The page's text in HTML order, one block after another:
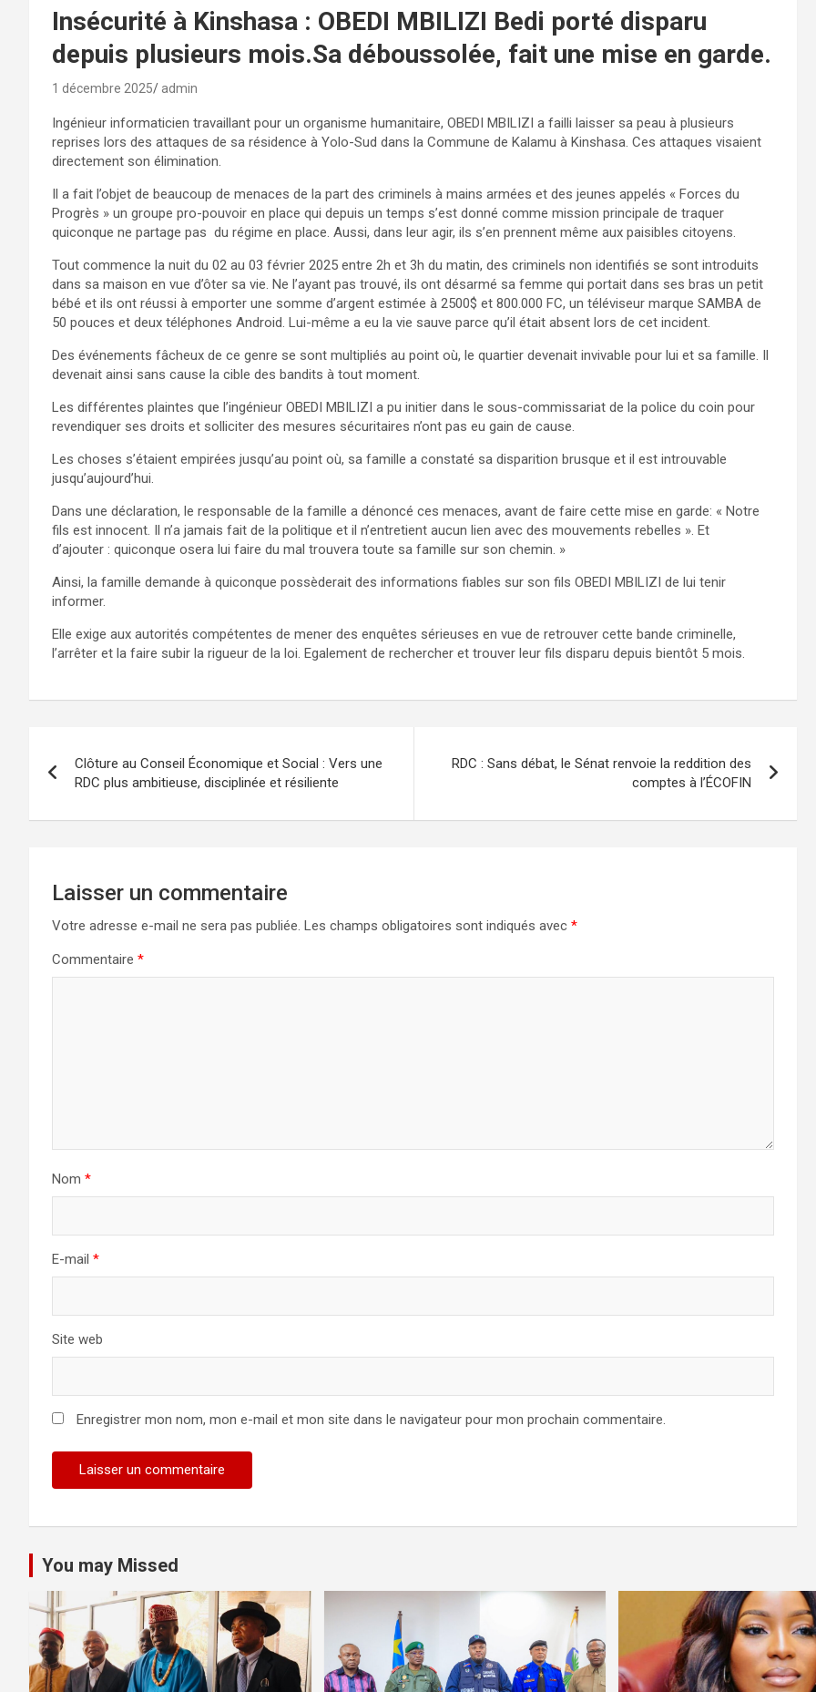
Insécurité à Kinshasa : OBEDI MBILIZI Bedi porté disparu
depuis plusieurs mois.Sa déboussolée, fait une mise en garde.
1 décembre 2025 admin
Ingénieur informaticien travaillant pour un organisme humanitaire, OBEDI MBILIZI a failli laisser sa peau à plusieurs
reprises lors des attaques de sa résidence à Yolo-Sud dans la Commune de Kalamu à Kinshasa. Ces attaques visaient
directement son élimination.
Il a fait l’objet de beaucoup de menaces de la part des criminels à mains armées et des jeunes appelés « Forces du
Progrès » un groupe pro-pouvoir en place qui depuis un temps s’est donné comme mission principale de traquer
quiconque ne partage pas du régime en place. Aussi, dans leur agir, ils s’en prennent même aux paisibles citoyens.
Tout commence la nuit du 02 au 03 février 2025 entre 2h et 3h du matin, des criminels non identifiés se sont introduits
dans sa maison en vue d’ôter sa vie. Ne l’ayant pas trouvé, ils ont désarmé sa femme qui portait dans ses bras un petit
bébé et ils ont réussi à emporter une somme d’argent estimée à 2500$ et 800.000 FC, un téléviseur marque SAMBA de
50 pouces et deux téléphones Android. Lui-même a eu la vie sauve parce qu’il était absent lors de cet incident.
Des événements fâcheux de ce genre se sont multipliés au point où, le quartier devenait invivable pour lui et sa famille. Il
devenait ainsi sans cause la cible des bandits à tout moment.
Les différentes plaintes que l’ingénieur OBEDI MBILIZI a pu initier dans le sous-commissariat de la police du coin pour
revendiquer ses droits et solliciter des mesures sécuritaires n’ont pas eu gain de cause.
Les choses s’étaient empirées jusqu’au point où, sa famille a constaté sa disparition brusque et il est introuvable
jusqu’aujourd’hui.
Dans une déclaration, le responsable de la famille a dénoncé ces menaces, avant de faire cette mise en garde: « Notre
fils est innocent. Il n’a jamais fait de la politique et il n’entretient aucun lien avec des mouvements rebelles ». Et
d’ajouter : quiconque osera lui faire du mal trouvera toute sa famille sur son chemin. »
Ainsi, la famille demande à quiconque possèderait des informations fiables sur son fils OBEDI MBILIZI de lui tenir
informer.
Elle exige aux autorités compétentes de mener des enquêtes sérieuses en vue de retrouver cette bande criminelle,
l’arrêter et la faire subir la rigueur de la loi. Egalement de rechercher et trouver leur fils disparu depuis bientôt 5 mois.
de
l’article
Clôture au Conseil Économique et Social : Vers une
RDC plus ambitieuse, disciplinée et résiliente
RDC : Sans débat, le Sénat renvoie la reddition des
comptes à l’ÉCOFIN
Laisser un commentaire
Votre adresse e-mail ne sera pas publiée. Les champs obligatoires sont indiqués avec *
Commentaire *
Nom *
E-mail *
Site web
Enregistrer mon nom, mon e-mail et mon site dans le navigateur pour mon prochain commentaire.
You may Missed